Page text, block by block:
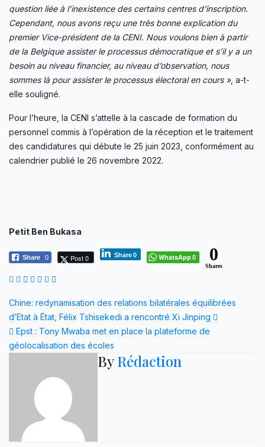
question liée à l’inexistence des certains centres d’inscription.
Cependant, nous avons reçu une très bonne explication du
premier Vice-président de la CENI. Nous voulons bien à partir
de la Belgique assister le processus démocratique et s’il y a un
besoin au niveau financier, au niveau d’observation, nous
sommes là pour assister le processus électoral en cours », a-t-
elle souligné.
Pour l’heure, la CENI s’attelle à la cascade de formation du
personnel commis à l’opération de la réception et le traitement
des candidatures qui débute le 25 juin 2023, conformément au
calendrier publié le 26 novembre 2022.
Petit Ben Bukasa
Share 0 Post 0 Share0 WhatsApp0 0
Shares
Navigation
de
l’article
Chine: redynamisation des relations bilatérales équilibrées
d’Etat à État, Félix Tshisekedi a rencontré Xi Jinping
Epst : Tony Mwaba met en place la plateforme de
géolocalisation des écoles
ByRédaction